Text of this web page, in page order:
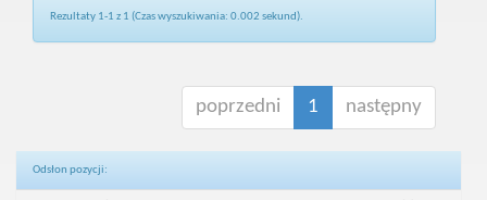
Rezultaty 1-1 z 1 (Czas wyszukiwania: 0.002 sekund).
poprzedni 1 następny
Odsłon pozycji: